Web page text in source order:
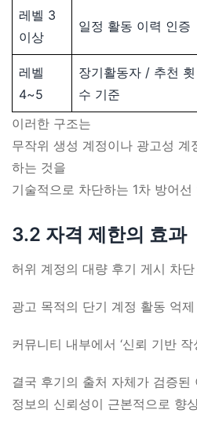
레벨 3
이상
일정 활동 이력 인증
레벨
4~5
장기활동자 / 추천 횟
수 기준
이러한 구조는
무작위 생성 계정이나 광고성 계
하는 것을
기술적으로 차단하는 1차 방어선
3.2 자격 제한의 효과
허위 계정의 대량 후기 게시 차단
광고 목적의 단기 계정 활동 억제
커뮤니티 내부에서 ‘신뢰 기반 작
결국 후기의 출처 자체가 검증된
정보의 신뢰성이 근본적으로 향